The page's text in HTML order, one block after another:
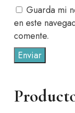
Guarda mi
en este
comente.